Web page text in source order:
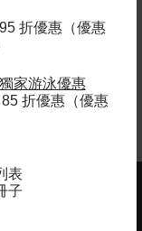
折優惠（優惠
家游泳優惠
折優惠（優惠
表
子